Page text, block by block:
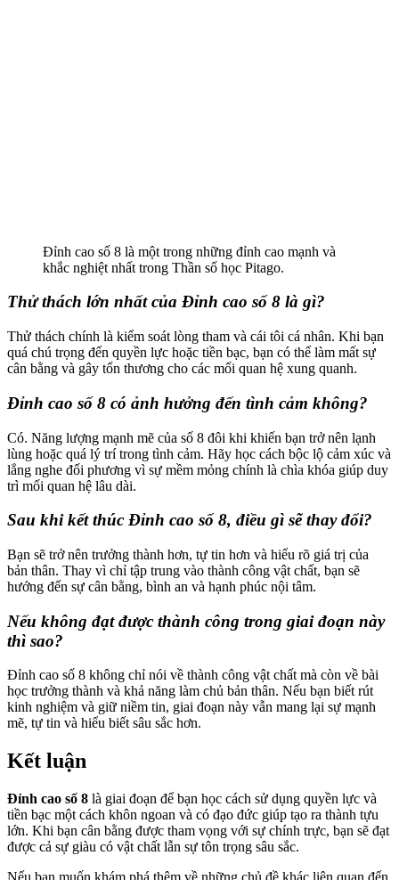
Đỉnh cao số 8 là một trong những đỉnh cao mạnh và
khắc nghiệt nhất trong Thần số học Pitago.
Thử thách lớn nhất của Đỉnh cao số 8 là gì?
Thử thách chính là kiểm soát lòng tham và cái tôi cá nhân. Khi bạn
quá chú trọng đến quyền lực hoặc tiền bạc, bạn có thể làm mất sự
cân bằng và gây tổn thương cho các mối quan hệ xung quanh.
Đỉnh cao số 8 có ảnh hưởng đến tình cảm không?
Có. Năng lượng mạnh mẽ của số 8 đôi khi khiến bạn trở nên lạnh
lùng hoặc quá lý trí trong tình cảm. Hãy học cách bộc lộ cảm xúc và
lắng nghe đối phương vì sự mềm mỏng chính là chìa khóa giúp duy
trì mối quan hệ lâu dài.
Sau khi kết thúc Đỉnh cao số 8, điều gì sẽ thay đổi?
Bạn sẽ trở nên trưởng thành hơn, tự tin hơn và hiểu rõ giá trị của
bản thân. Thay vì chỉ tập trung vào thành công vật chất, bạn sẽ
hướng đến sự cân bằng, bình an và hạnh phúc nội tâm.
Nếu không đạt được thành công trong giai đoạn này
thì sao?
Đỉnh cao số 8 không chỉ nói về thành công vật chất mà còn về bài
học trưởng thành và khả năng làm chủ bản thân. Nếu bạn biết rút
kinh nghiệm và giữ niềm tin, giai đoạn này vẫn mang lại sự mạnh
mẽ, tự tin và hiểu biết sâu sắc hơn.
Kết luận
Đỉnh cao số 8 là giai đoạn để bạn học cách sử dụng quyền lực và
tiền bạc một cách khôn ngoan và có đạo đức giúp tạo ra thành tựu
lớn. Khi bạn cân bằng được tham vọng với sự chính trực, bạn sẽ đạt
được cả sự giàu có vật chất lẫn sự tôn trọng sâu sắc.